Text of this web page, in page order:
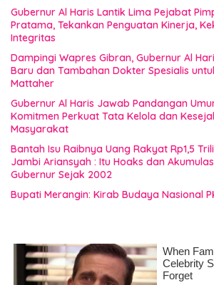
Gubernur Al Haris Lantik Lima Pejabat
Pratama, Tekankan Penguatan Kinerja,
Integritas
Dampingi Wapres Gibran, Gubernur Al
Baru dan Tambahan Dokter Spesialis
Mattaher
Gubernur Al Haris Jawab Pandangan
Komitmen Perkuat Tata Kelola dan
Masyarakat
Bantah Isu Raibnya Uang Rakyat Rp1,5
Jambi Ariansyah : Itu Hoaks dan
Gubernur Sejak 2002
Bupati Merangin: Kirab Budaya Nasional